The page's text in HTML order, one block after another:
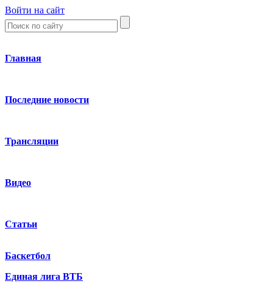
Войти на сайт
Главная
Последние новости
Трансляции
Видео
Статьи
Баскетбол
Единая лига ВТБ